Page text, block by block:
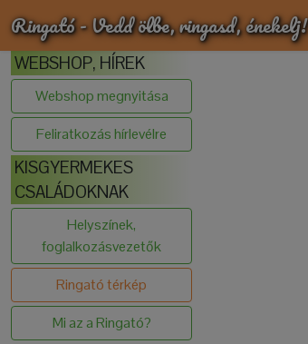
Ringató - Vedd ölbe, ringasd, énekelj!
WEBSHOP, HÍREK
Webshop megnyitása
Feliratkozás hírlevélre
KISGYERMEKES
CSALÁDOKNAK
Helyszínek,
foglalkozásvezetők
Ringató térkép
Mi az a Ringató?